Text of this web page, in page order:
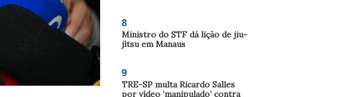
8
Ministro do STF dá lição de jiu-
jítsu em Manaus
9
TRE-SP multa Ricardo Salles
por vídeo ‘manipulado’ contra